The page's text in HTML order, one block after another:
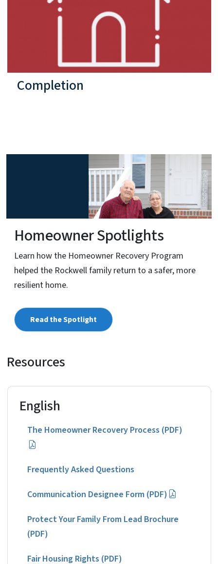
Completion
Homeowner Spotlights
Learn how the Homeowner Recovery Program
helped the Rockwell family return to a safer, more
resilient home.
Read the Spotlight
Resources
English
The Homeowner Recovery Process (PDF)
Frequently Asked Questions
Communication Designee Form (PDF)
Protect Your Family From Lead Brochure
(PDF)
Fair Housing Rights (PDF)